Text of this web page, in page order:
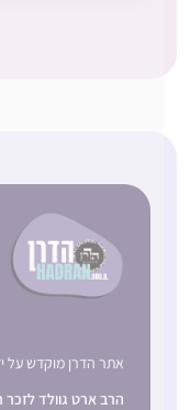
אתר הדרן מוקדש על ידי:
הרב ארט גוולד לזכר